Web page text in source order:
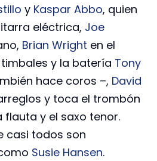
y Kaspar Abbo, quien
eléctrica, Joe
Brian Wright en el
y la batería Tony
hace coros –, David
y toca el trombón
flauta y el saxo tenor.
casi todos son
Susie Hansen.